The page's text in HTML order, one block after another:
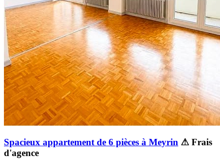
Spacieux appartement de 6 pièces à Meyrin ⚠ Frais
d'agence